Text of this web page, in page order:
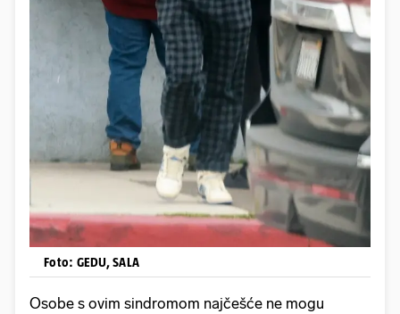
Foto: GEDU, SALA
Osobe s ovim sindromom najčešće ne mogu